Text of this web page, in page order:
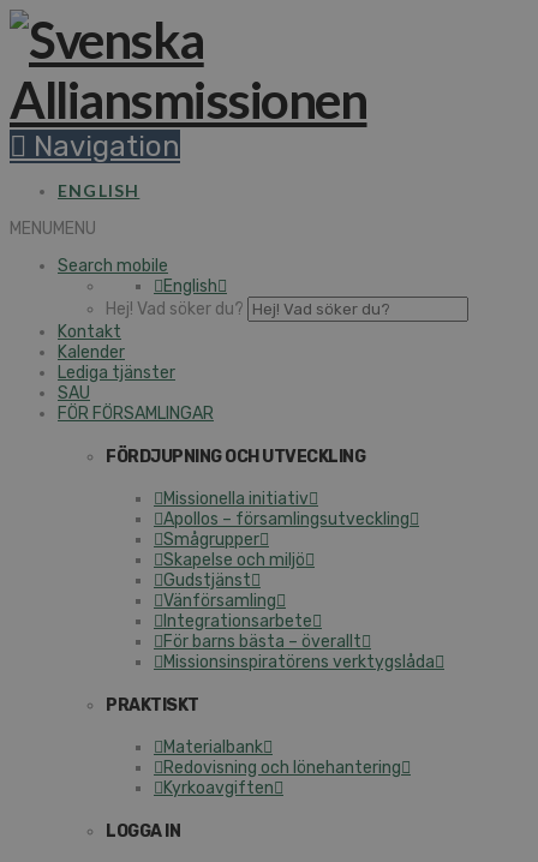
Navigation
ENGLISH
MENUMENU
Search mobile
English
Hej! Vad söker du?
Kontakt
Kalender
Lediga tjänster
SAU
FÖR FÖRSAMLINGAR
FÖRDJUPNING OCH UTVECKLING
Missionella initiativ
Apollos – församlingsutveckling
Smågrupper
Skapelse och miljö
Gudstjänst
Vänförsamling
Integrationsarbete
För barns bästa – överallt
Missionsinspiratörens verktygslåda
PRAKTISKT
Materialbank
Redovisning och lönehantering
Kyrkoavgiften
LOGGA IN